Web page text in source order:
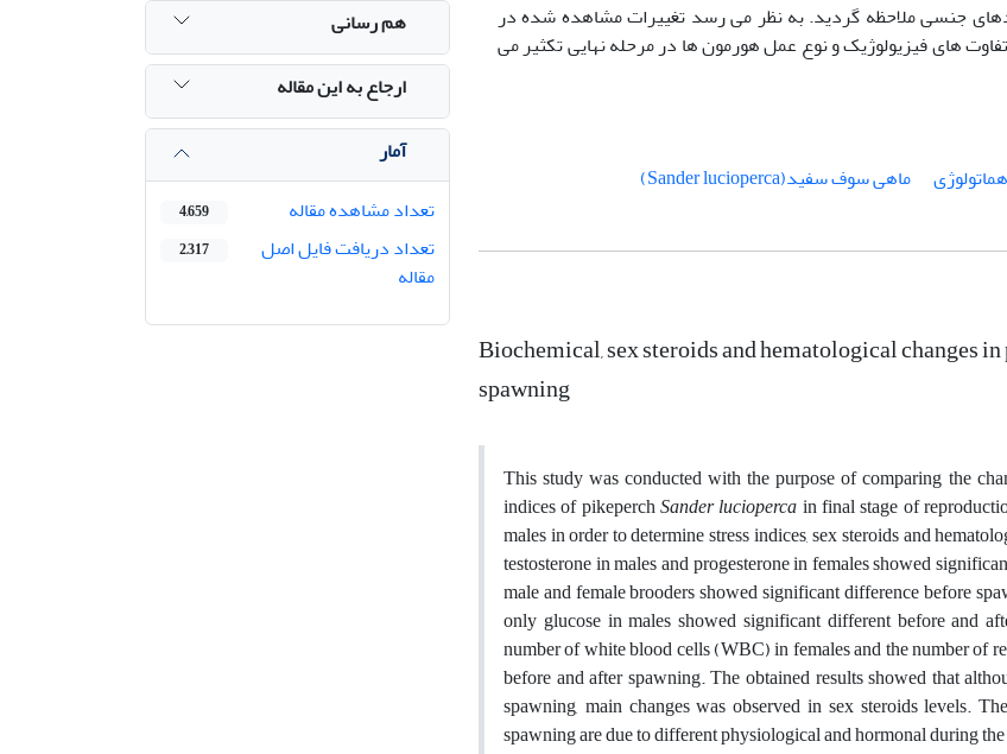
جنسی ملاحظه گردید. به نظر می رسد تغییرات مشاهده شده در
های فیزیولوژیک و نوع عمل هورمون ها در مرحله نهایی تکثیر می
هماتولوژی
ماهی سوف سفید(Sander lucioperca)
Biochemical, sex steroids and hematological changes
spawning
This study was conducted with the purpose of comparing the
indices of pikeperchSander luciopercain final stage of
males in order to determine stress indices, sex steroids and
testosterone in males and progesterone in females showed
male and female brooders showed significant difference before
only glucose in males showed significant different before and
number of white blood cells (WBC) in females and the number of
before and after spawning. The obtained results showed that
spawning, main changes was observed in sex steroids levels.
spawning are due to different physiological and hormonal during
هم رسانی
ارجاع به این مقاله
آمار
تعداد مشاهده مقاله
4,659
تعداد دریافت فایل اصل
مقاله
2,317